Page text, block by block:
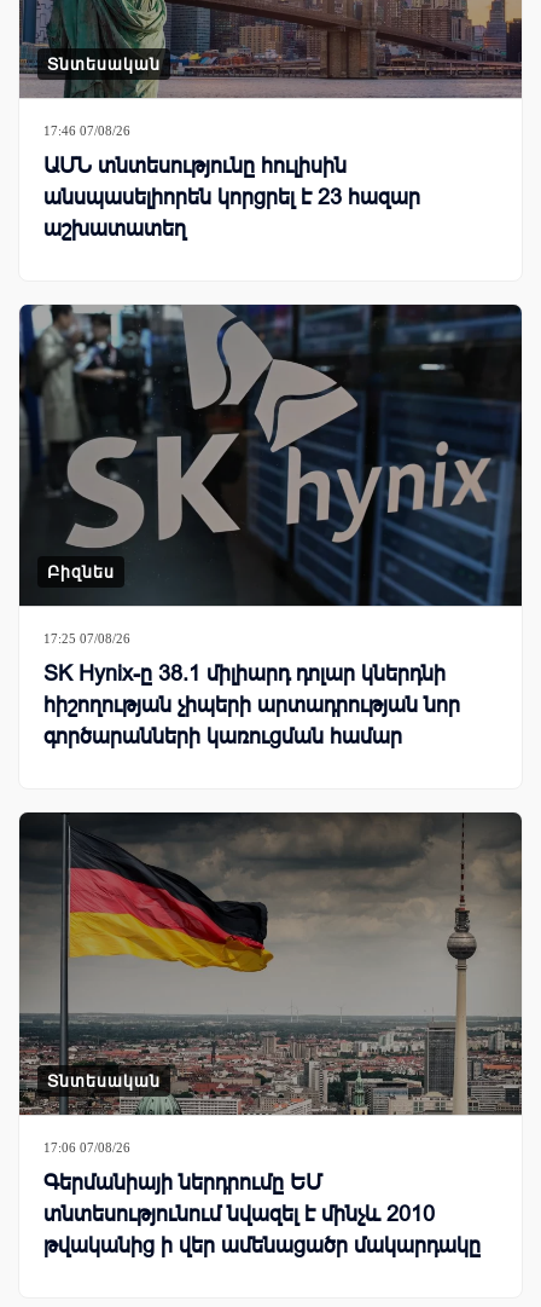
Տնտեսական
17:46 07/08/26
ԱՄՆ տնտեսությունը հուլիսին
անսպասելիորեն կորցրել է 23 հազար
աշխատատեղ
Բիզնես
17:25 07/08/26
SK Hynix-ը 38.1 միլիարդ դոլար կներդնի
հիշողության չիպերի արտադրության նոր
գործարանների կառուցման համար
Տնտեսական
17:06 07/08/26
Գերմանիայի ներդրումը ԵՄ
տնտեսությունում նվազել է մինչև 2010
թվականից ի վեր ամենացածր մակարդակը